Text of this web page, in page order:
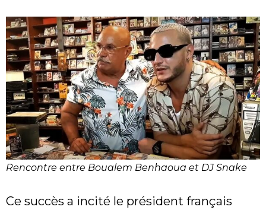
Rencontre entre Boualem Benhaoua et DJ Snake
Ce succès a incité le président français